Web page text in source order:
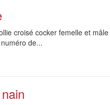
croisé cocker femelle et
de...